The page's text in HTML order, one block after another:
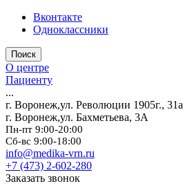
Вконтакте
Одноклассники
Поиск
О центре
Пациенту
...
г. Воронеж,ул. Революции 1905г., 31а
г. Воронеж,ул. Бахметьева, 3А
Пн-пт 9:00-20:00
Сб-вс 9:00-18:00
info@medika-vrn.ru
+7 (473) 2-602-280
Заказать звонок